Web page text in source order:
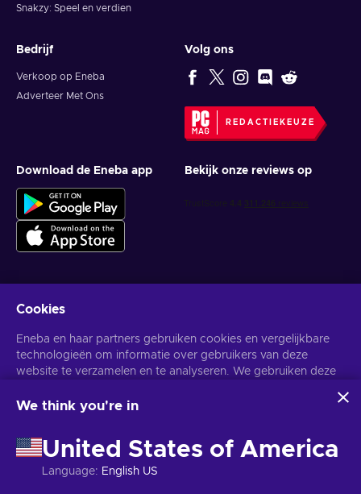
Snakzy: Speel en verdien
Bedrijf
Verkoop op Eneba
Adverteer Met Ons
Volg ons
REDACTIEKEUZE
Download de Eneba app Bekijk onze reviews op
Krijg gepersonaliseerde gameaanbiedingen
Abonneer
U kunt zich op elk gewenst moment afmelden. Bezoek dePrivacy
Cookies
Eneba en haar partners gebruiken cookies en vergelijkbare
technologieën om informatie over gebruikers van deze
website te verzamelen en te analyseren. We gebruiken deze
de site te verbeteren. Uw persoonlijke gegevens kunnen ook
Door op 'Alles accepteren' te klikken, geef je toestemming
voor het gebruik van deze technologieën door Eneba en haar
partners. U kunt uw toestemming aanpassen door op
We think you're in
United States of America
Language: English US